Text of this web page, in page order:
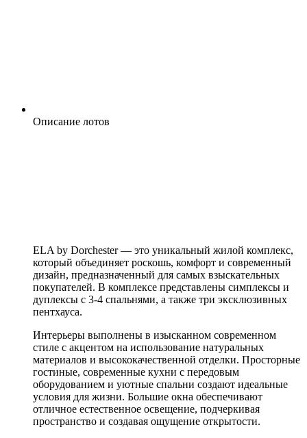
Описание лотов
ELA by Dorchester — это уникальный жилой комплекс,
который объединяет роскошь, комфорт и современный
дизайн, предназначенный для самых взыскательных
покупателей. В комплексе представлены симплексы и
дуплексы с 3-4 спальнями, а также три эксклюзивных
пентхауса.
Интерьеры выполнены в изысканном современном
стиле с акцентом на использование натуральных
материалов и высококачественной отделки. Просторные
гостиные, современные кухни с передовым
оборудованием и уютные спальни создают идеальные
условия для жизни. Большие окна обеспечивают
отличное естественное освещение, подчеркивая
пространство и создавая ощущение открытости.